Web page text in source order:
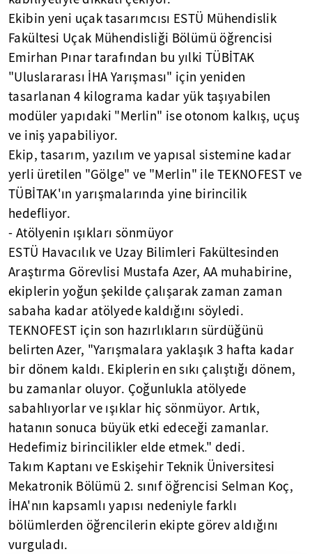
Ekibin yeni uçak tasarımcısı ESTÜ Mühendislik
Fakültesi Uçak Mühendisliği Bölümü öğrencisi
Emirhan Pınar tarafından bu yılki TÜBİTAK
"Uluslararası İHA Yarışması" için yeniden
tasarlanan 4 kilograma kadar yük taşıyabilen
modüler yapıdaki "Merlin" ise otonom kalkış, uçuş
ve iniş yapabiliyor.
Ekip, tasarım, yazılım ve yapısal sistemine kadar
yerli üretilen "Gölge" ve "Merlin" ile TEKNOFEST ve
TÜBİTAK'ın yarışmalarında yine birincilik
hedefliyor.
- Atölyenin ışıkları sönmüyor
ESTÜ Havacılık ve Uzay Bilimleri Fakültesinden
Araştırma Görevlisi Mustafa Azer, AA muhabirine,
ekiplerin yoğun şekilde çalışarak zaman zaman
sabaha kadar atölyede kaldığını söyledi.
TEKNOFEST için son hazırlıkların sürdüğünü
belirten Azer, "Yarışmalara yaklaşık 3 hafta kadar
bir dönem kaldı. Ekiplerin en sıkı çalıştığı dönem,
bu zamanlar oluyor. Çoğunlukla atölyede
sabahlıyorlar ve ışıklar hiç sönmüyor. Artık,
hatanın sonuca büyük etki edeceği zamanlar.
Hedefimiz birincilikler elde etmek." dedi.
Takım Kaptanı ve Eskişehir Teknik Üniversitesi
Mekatronik Bölümü 2. sınıf öğrencisi Selman Koç,
İHA'nın kapsamlı yapısı nedeniyle farklı
bölümlerden öğrencilerin ekipte görev aldığını
vurguladı.